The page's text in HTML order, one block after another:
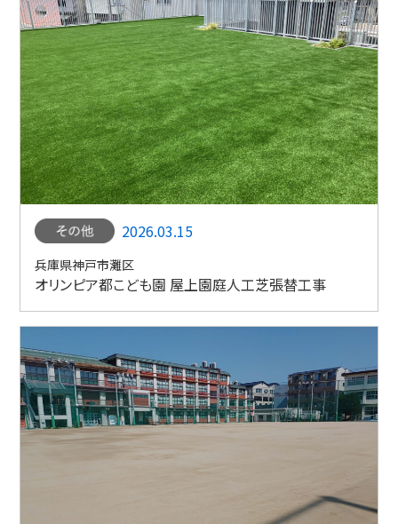
2026.03.15
兵庫県神戸市灘区
オリンピア都こども園 屋上園庭人工芝張替工事